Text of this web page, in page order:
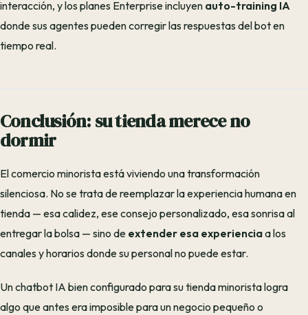
interacción, y los planes Enterprise incluyen auto-training IA
donde sus agentes pueden corregir las respuestas del bot en
tiempo real.
Conclusión: su tienda merece no
dormir
El comercio minorista está viviendo una transformación
silenciosa. No se trata de reemplazar la experiencia humana en
tienda — esa calidez, ese consejo personalizado, esa sonrisa al
entregar la bolsa — sino de extender esa experienciaa los
canales y horarios donde su personal no puede estar.
Un chatbot IA bien configurado para su tienda minorista logra
algo que antes era imposible para un negocio pequeño o